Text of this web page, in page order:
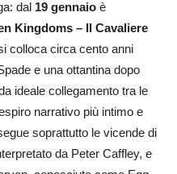
dal 19 gennaio è
Kingdoms – Il Cavaliere
colloca circa cento anni
e una ottantina dopo
ideale collegamento tra le
narrativo più intimo e
soprattutto le vicende di
da Peter Caffley, e